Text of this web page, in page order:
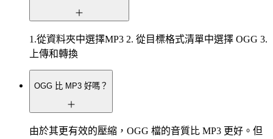
1.從資料夾中選擇MP3 2. 從目標格式清單中選擇 OGG 3.
上傳和轉換
OGG 比 MP3 好嗎？
由於其更有效的壓縮，OGG 檔的音質比 MP3 更好。但